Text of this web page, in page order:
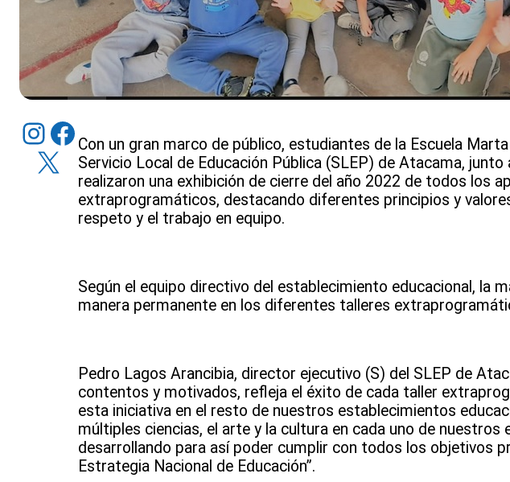
Instagram Facebook
X
Con un gran marco de público, estudiantes de la Escuela
Servicio Local de Educación Pública (SLEP) de Atacama,
realizaron una exhibición de cierre del año 2022 de todos los
extraprogramáticos, destacando diferentes principios y
respeto y el trabajo en equipo.
Según el equipo directivo del establecimiento educacional, la
manera permanente en los diferentes talleres
Pedro Lagos Arancibia, director ejecutivo (S) del SLEP de
contentos y motivados, refleja el éxito de cada taller
esta iniciativa en el resto de nuestros establecimientos
múltiples ciencias, el arte y la cultura en cada uno de
desarrollando para así poder cumplir con todos los objetivos
Estrategia Nacional de Educación”.